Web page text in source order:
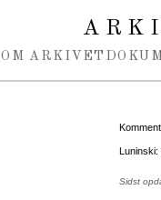
OM ARKIVET
Luninski:
Sidst